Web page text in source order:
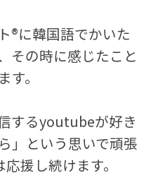
®に韓国語でかいた
その時に感じたこと
。
するyoutubeが好き
」という思いで頑張
援し続けます。